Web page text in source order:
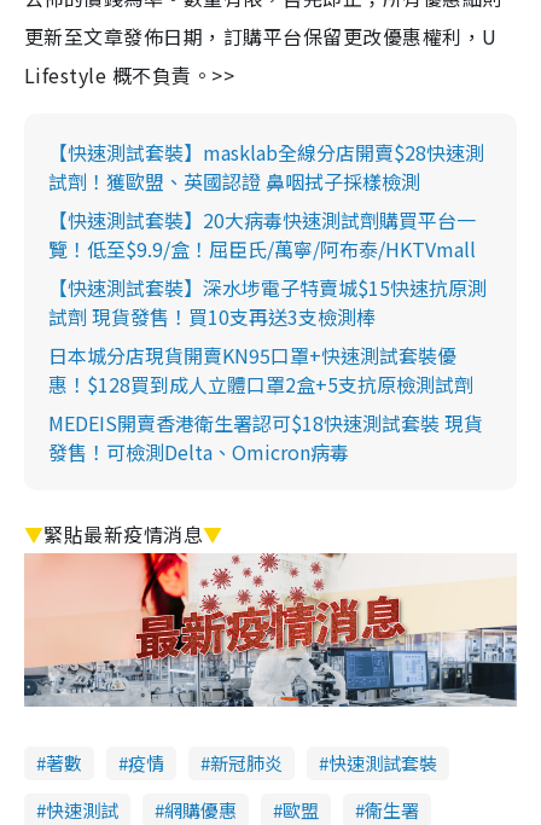
更新至文章發佈日期，訂購平台保留更改優惠權利，U
Lifestyle 概不負責。>>
【快速測試套裝】masklab全線分店開賣$28快速測
試劑！獲歐盟、英國認證 鼻咽拭子採樣檢測
【快速測試套裝】20大病毒快速測試劑購買平台一
覽！低至$9.9/盒！屈臣氏/萬寧/阿布泰/HKTVmall
【快速測試套裝】深水埗電子特賣城$15快速抗原測
試劑 現貨發售！買10支再送3支檢測棒
日本城分店現貨開賣KN95口罩+快速測試套裝優
惠！$128買到成人立體口罩2盒+5支抗原檢測試劑
MEDEIS開賣香港衛生署認可$18快速測試套裝 現貨
發售！可檢測Delta、Omicron病毒
▼緊貼最新疫情消息▼
著數 疫情 新冠肺炎
快速測試套裝
快速測試
網購優惠 歐盟
衞生署